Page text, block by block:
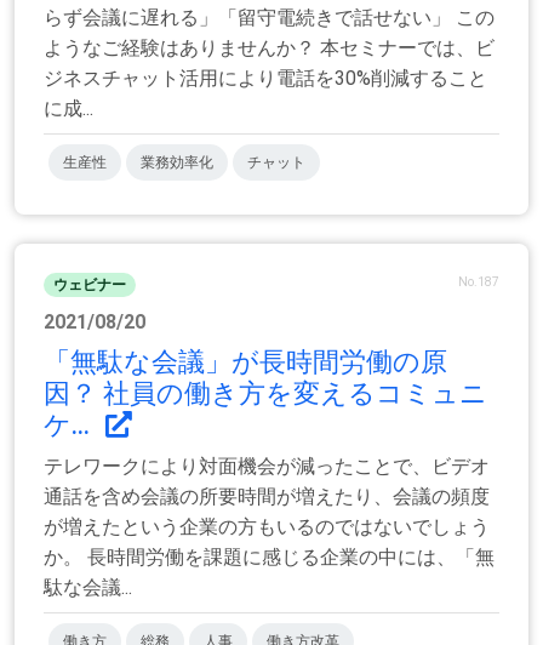
らず会議に遅れる」「留守電続きで話せない」 この
ようなご経験はありませんか？ 本セミナーでは、ビ
ジネスチャット活用により電話を30%削減すること
に成...
生産性 業務効率化 チャット
ウェビナー No.187
2021/08/20
「無駄な会議」が長時間労働の原
因？ 社員の働き方を変えるコミュニ
ケ...
テレワークにより対面機会が減ったことで、ビデオ
通話を含め会議の所要時間が増えたり、会議の頻度
が増えたという企業の方もいるのではないでしょう
か。 長時間労働を課題に感じる企業の中には、「無
駄な会議...
働き方 総務 人事 働き方改革